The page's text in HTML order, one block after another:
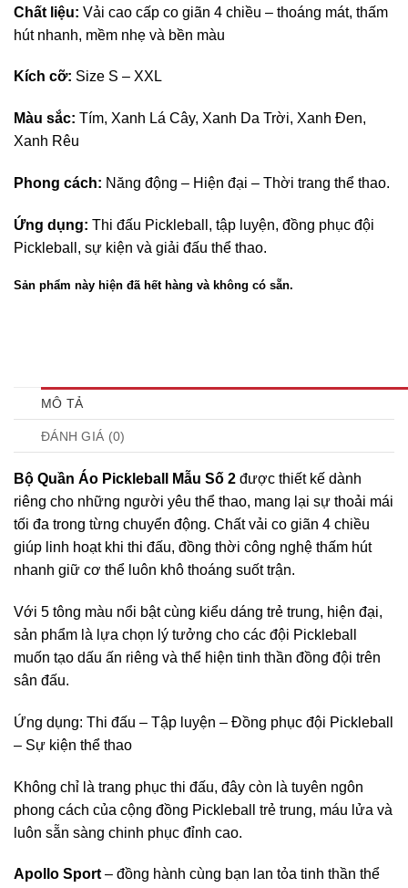
Chất liệu: Vải cao cấp co giãn 4 chiều – thoáng mát, thấm
hút nhanh, mềm nhẹ và bền màu
Kích cỡ: Size S – XXL
Màu sắc: Tím, Xanh Lá Cây, Xanh Da Trời, Xanh Đen,
Xanh Rêu
Phong cách: Năng động – Hiện đại – Thời trang thể thao.
Ứng dụng: Thi đấu Pickleball, tập luyện, đồng phục đội
Pickleball, sự kiện và giải đấu thể thao.
Sản phẩm này hiện đã hết hàng và không có sẵn.
MÔ TẢ
ĐÁNH GIÁ (0)
Bộ Quần Áo Pickleball Mẫu Số 2 được thiết kế dành
riêng cho những người yêu thể thao, mang lại sự thoải mái
tối đa trong từng chuyển động. Chất vải co giãn 4 chiều
giúp linh hoạt khi thi đấu, đồng thời công nghệ thấm hút
nhanh giữ cơ thể luôn khô thoáng suốt trận.
Với 5 tông màu nổi bật cùng kiểu dáng trẻ trung, hiện đại,
sản phẩm là lựa chọn lý tưởng cho các đội Pickleball
muốn tạo dấu ấn riêng và thể hiện tinh thần đồng đội trên
sân đấu.
Ứng dụng: Thi đấu – Tập luyện – Đồng phục đội Pickleball
– Sự kiện thể thao
Không chỉ là trang phục thi đấu, đây còn là tuyên ngôn
phong cách của cộng đồng Pickleball trẻ trung, máu lửa và
luôn sẵn sàng chinh phục đỉnh cao.
Apollo Sport – đồng hành cùng bạn lan tỏa tinh thần thể